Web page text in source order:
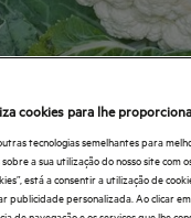
cookies para lhe
tecnologias semelhantes para
a sua utilização do nosso site com
está a consentir a utilização de
publicidade personalizada. Ao clicar